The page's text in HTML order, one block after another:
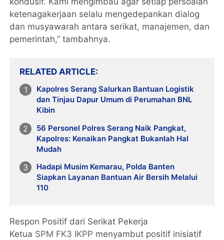
ketenagakerjaan selalu mengedepankan dialog
dan musyawarah antara serikat, manajemen, dan
pemerintah,” tambahnya.
RELATED ARTICLE
Kapolres Serang Salurkan Bantuan Logistik
dan Tinjau Dapur Umum di Perumahan BNL
Kibin
56 Personel Polres Serang Naik Pangkat,
Kapolres: Kenaikan Pangkat Bukanlah Hal
Mudah
Hadapi Musim Kemarau, Polda Banten
Siapkan Layanan Bantuan Air Bersih Melalui
110
Respon Positif dari Serikat Pekerja
Ketua SPM FK3 IKPP menyambut positif inisiatif